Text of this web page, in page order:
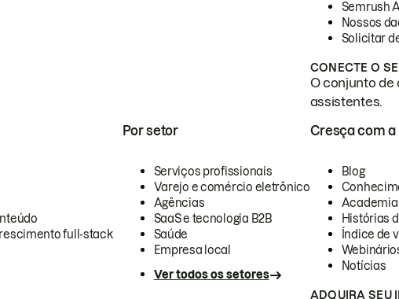
Semrush
Nossos
Solicitar
CONECTE O
O conjunto de
assistentes.
full-stack
Por setor
Serviços profissionais
Varejo e comércio eletrônico
Agências
SaaS e tecnologia B2B
Saúde
Empresa local
Ver todos os setores
Cresça com a
Blog
Academia
Histórias
Índice de
Notícias
ADQUIRA SEU